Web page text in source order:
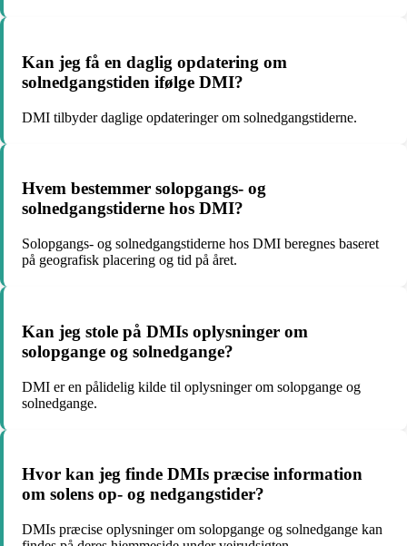
Kan jeg få en daglig opdatering om
solnedgangstiden ifølge DMI?
DMI tilbyder daglige opdateringer om solnedgangstiderne.
Hvem bestemmer solopgangs- og
solnedgangstiderne hos DMI?
Solopgangs- og solnedgangstiderne hos DMI beregnes baseret
på geografisk placering og tid på året.
Kan jeg stole på DMIs oplysninger om
solopgange og solnedgange?
DMI er en pålidelig kilde til oplysninger om solopgange og
solnedgange.
Hvor kan jeg finde DMIs præcise information
om solens op- og nedgangstider?
DMIs præcise oplysninger om solopgange og solnedgange kan